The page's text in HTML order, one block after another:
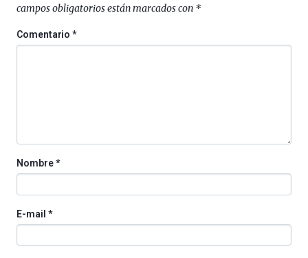
campos obligatorios están marcados con *
Comentario*
Nombre*
E-mail *